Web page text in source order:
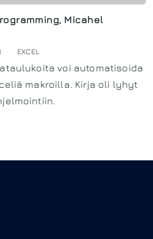
Micahel
EXCEL
voi automatisoida
makroilla. Kirja oli lyhyt